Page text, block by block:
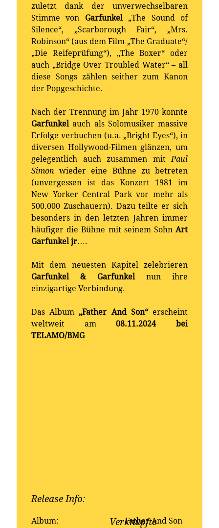
zuletzt dank der unverwechselbaren
Stimme von Garfunkel„The Sound of
Silence“, „Scarborough Fair“, „Mrs.
Robinson“ (aus dem Film „The Graduate“/
„Die Reifeprüfung“), „The Boxer“ oder
auch „Bridge Over Troubled Water“ – all
diese Songs zählen seither zum Kanon
der Popgeschichte.
Nach der Trennung im Jahr 1970 konnte
Garfunkelauch als Solomusiker massive
Erfolge verbuchen (u.a. „Bright Eyes“), in
diversen Hollywood-Filmen glänzen, um
gelegentlich auch zusammen mitPaul
Simon wieder eine Bühne zu betreten
(unvergessen ist das Konzert 1981 im
New Yorker Central Park vor mehr als
500.000 Zuschauern). Dazu teilte er sich
besonders in den letzten Jahren immer
häufiger die Bühne mit seinem Sohn Art
Garfunkel jr….
Mit dem neuesten Kapitel zelebrieren
Garfunkel & Garfunkel nun ihre
einzigartige Verbindung.
Das Album„Father And Son“erscheint
weltweit am08.11.2024 bei
TELAMO/BMG
Release Info:
Album:
Father And Son
Verknüpfte